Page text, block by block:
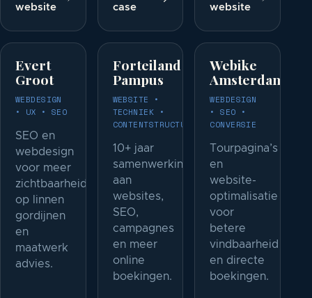
website
case
website
Evert
Groot
WEBDESIGN
• UX • SEO
SEO en
webdesign
voor meer
zichtbaarheid
op linnen
gordijnen
en
maatwerk
advies.
Forteiland
Pampus
WEBSITE •
TECHNIEK •
CONTENTSTRUCTUUR
10+ jaar
samenwerking
aan
websites,
SEO,
campagnes
en meer
online
boekingen.
Webike
Amsterdam
WEBDESIGN
• SEO •
CONVERSIE
Tourpagina’s
en
website-
optimalisatie
voor
betere
vindbaarheid
en directe
boekingen.